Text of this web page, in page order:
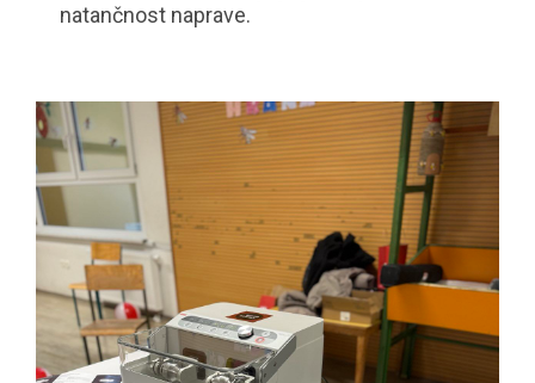
natančnost naprave.